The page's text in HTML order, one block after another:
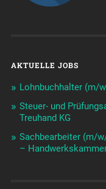
AKTUELLE JOBS
Lohnbuchhalter (m/
Steuer- und
Treuhand KG
Sachbearbeiter (m/
–